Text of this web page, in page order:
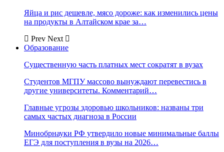
Яйца и рис дешевле, мясо дороже: как изменились цены
на продукты в Алтайском крае за…
Prev Next
Образование
Существенную часть платных мест сократят в вузах
Студентов МГПУ массово вынуждают перевестись в
другие университеты. Комментарий…
Главные угрозы здоровью школьников: названы три
самых частых диагноза в России
Минобрнауки РФ утвердило новые минимальные баллы
ЕГЭ для поступления в вузы на 2026…